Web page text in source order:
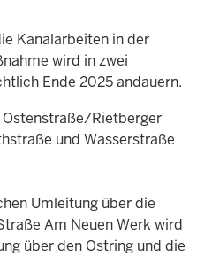
Kanalarbeiten in der
wird in zwei
Ende 2025 andauern.
Rietberger
und Wasserstraße
Umleitung über die
Am Neuen Werk wird
über den Ostring und die